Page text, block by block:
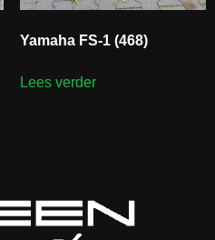
Yamaha FS-1 (468)
Lees verder